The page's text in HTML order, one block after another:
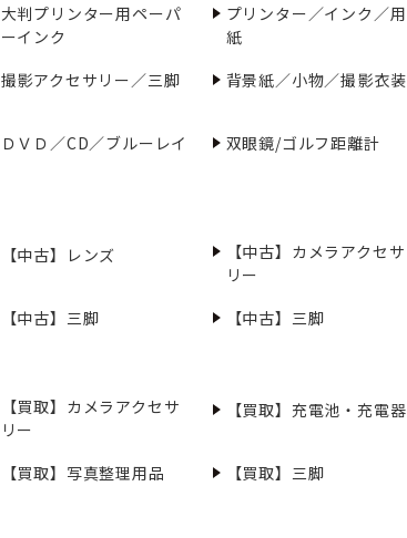
大判プリンター用ペーパ
ーインク
プリンター／インク／用
紙
撮影アクセサリー／三脚 背景紙／小物／撮影衣装
ＤＶＤ／CD／ブルーレイ 双眼鏡/ゴルフ距離計
【中古】レンズ
【中古】カメラアクセサ
リー
【中古】三脚 【中古】三脚
【買取】カメラアクセサ
リー
【買取】充電池・充電器
【買取】写真整理用品 【買取】三脚